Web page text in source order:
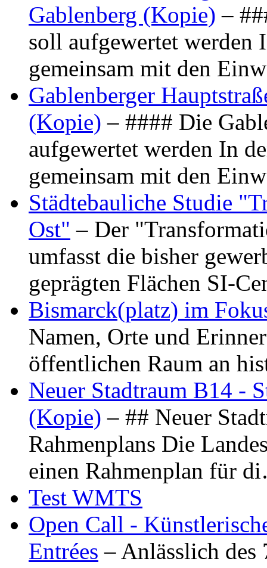
Gablenberg (Kopie) –
soll aufgewertet werden
gemeinsam mit den
Gablenberger
(Kopie) – #### Die
aufgewertet werden In
gemeinsam mit den
Städtebauliche Studie
Ost" – Der
umfasst die bisher
geprägten Flächen SI-
Bismarck(platz) im
Namen, Orte und
öffentlichen Raum an
Neuer Stadtraum B14 -
(Kopie) – ## Neuer
Rahmenplans Die
einen Rahmenplan für
Test WMTS
Open Call -
Entrées – Anlässlich